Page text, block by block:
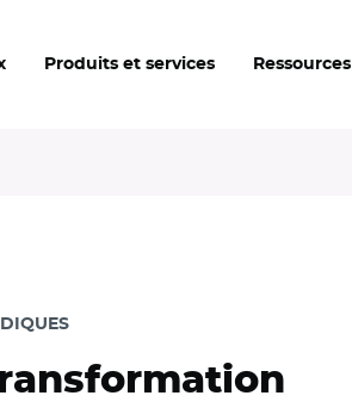
Produits et services Ressources